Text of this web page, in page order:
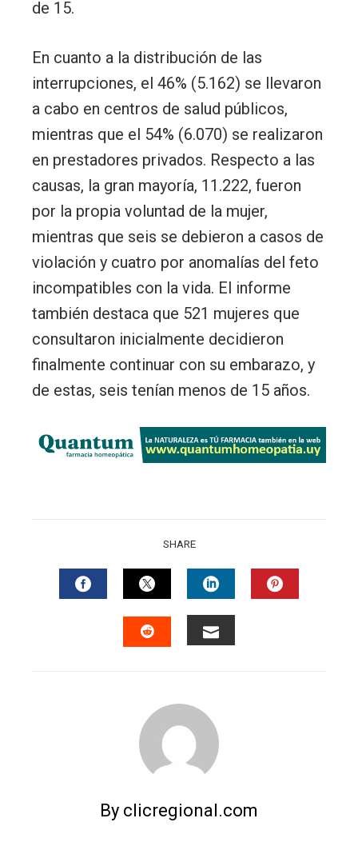
de 15.
En cuanto a la distribución de las
interrupciones, el 46% (5.162) se llevaron
a cabo en centros de salud públicos,
mientras que el 54% (6.070) se realizaron
en prestadores privados. Respecto a las
causas, la gran mayoría, 11.222, fueron
por la propia voluntad de la mujer,
mientras que seis se debieron a casos de
violación y cuatro por anomalías del feto
incompatibles con la vida. El informe
también destaca que 521 mujeres que
consultaron inicialmente decidieron
finalmente continuar con su embarazo, y
de estas, seis tenían menos de 15 años.
SHARE
FACEBOOKTWITTERLINKEDIN
By clicregional.com